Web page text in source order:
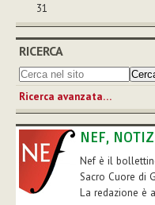
31
RICERCA
Ricerca avanzata…
NEF,
Nef è il
Sacro Cuore di
La redazione è